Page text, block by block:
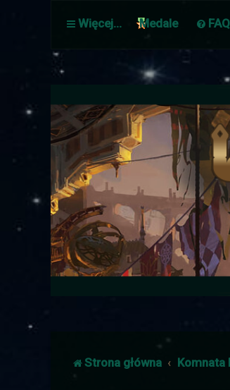
Więcej… Medale FAQ
Strona główna Komnata